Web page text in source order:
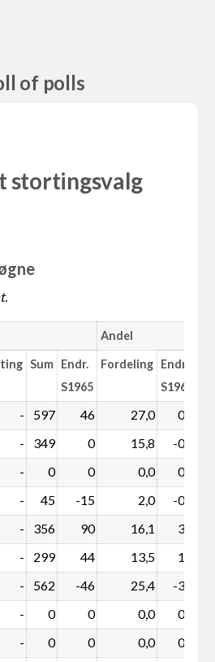
of polls
stortingsvalg
Andel
Sum Endr.
S1965
Fordeling Endr.
S1965
- 597 46 27,0 0,6
- 349 0 15,8 -0,9
- 0 0 0,0 0,0
- 45 -15 2,0 -0,8
- 356 90 16,1 3,4
- 299 44 13,5 1,3
- 562 -46 25,4 -3,7
- 0 0 0,0 0,0
- 0 0 0,0 0,0